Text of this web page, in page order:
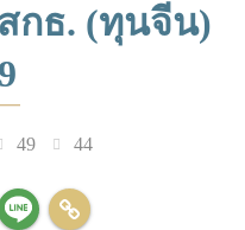
กธ. (ทุนจีน)
49 44